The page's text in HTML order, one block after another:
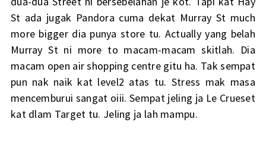
St ada jugak Pandora cuma dekat Murray St much
more bigger dia punya store tu. Actually yang belah
Murray St ni more to macam-macam skitlah. Dia
macam open air shopping centre gitu ha. Tak sempat
pun nak naik kat level2 atas tu. Stress mak masa
mencemburui sangat oiii. Sempat jeling ja Le Crueset
kat dlam Target tu. Jeling ja lah mampu.